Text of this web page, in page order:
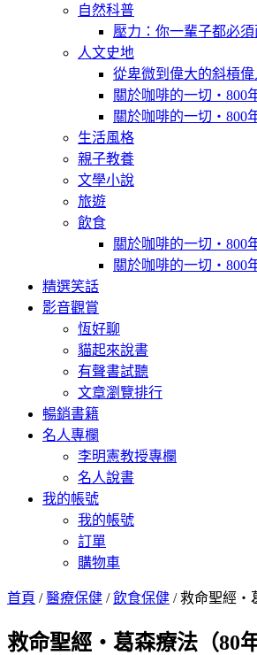
自然科普
壓力：你一輩子都必
人文史地
從卑微到偉大的斜槓
關於咖啡的一切‧800
關於咖啡的一切‧800
生活風格
親子教養
文學小說
旅遊
飲食
關於咖啡的一切‧800
關於咖啡的一切‧800
精選笑話
影音觀賞
恆好聊
貓起來說書
有聲書試聽
文章瀏覽排行
暢銷書籍
名人專欄
李明憲教授專欄
名人說書
我的帳號
我的帳號
訂單
購物車
首頁 /醫療保健 /飲食保健 / 救命聖經‧
救命聖經‧葛森療法（80